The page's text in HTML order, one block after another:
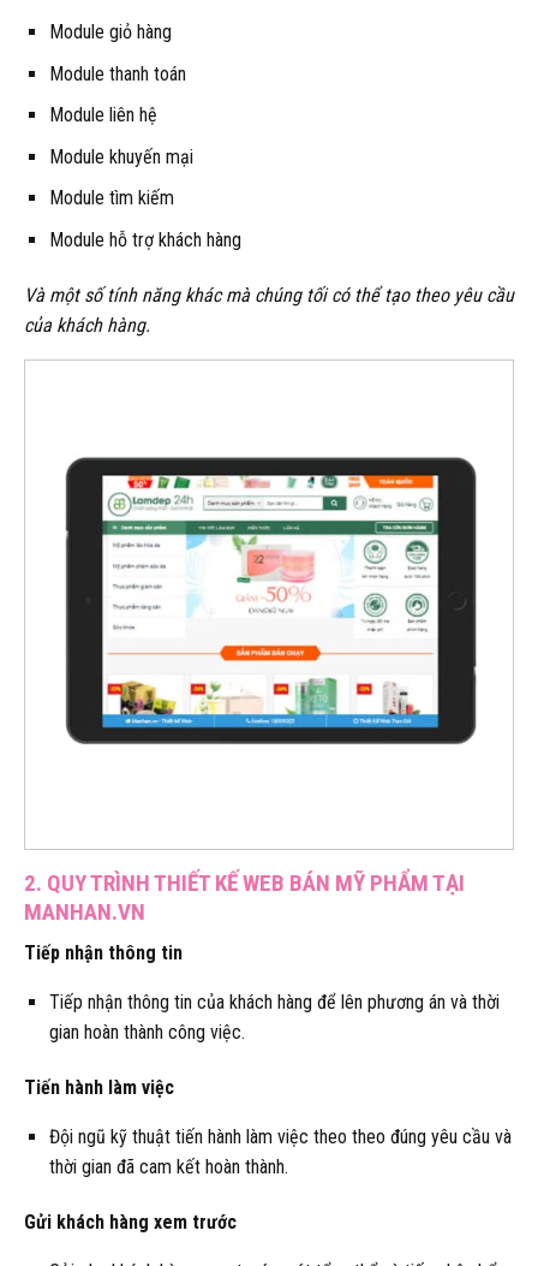
Module giỏ hàng
Module thanh toán
Module liên hệ
Module khuyến mại
Module tìm kiếm
Module hỗ trợ khách hàng
Và một số tính năng khác mà chúng tối có thể tạo theo yêu cầu
của khách hàng.
2. QUY TRÌNH THIẾT KẾ WEB BÁN MỸ PHẨM TẠI
MANHAN.VN
Tiếp nhận thông tin
Tiếp nhận thông tin của khách hàng để lên phương án và thời
gian hoàn thành công việc.
Tiến hành làm việc
Đội ngũ kỹ thuật tiến hành làm việc theo theo đúng yêu cầu và
thời gian đã cam kết hoàn thành.
Gửi khách hàng xem trước